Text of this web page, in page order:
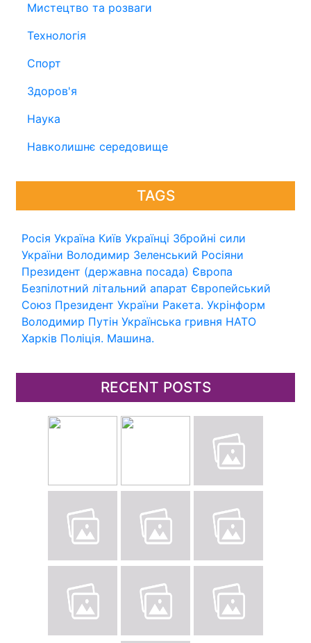
Мистецтво та розваги
Технологія
Спорт
Здоров'я
Наука
Навколишнє середовище
TAGS
Росія Україна Київ Українці Збройні сили
України Володимир Зеленський Росіяни
Президент (державна посада) Європа
Безпілотний літальний апарат Європейський
Союз Президент України Ракета. Укрінформ
Володимир Путін Українська гривня НАТО
Харків Поліція. Машина.
RECENT POSTS